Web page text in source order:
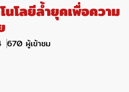
โลยีล้ำยุคเพื่อความ
670 ผู้เข้าชม